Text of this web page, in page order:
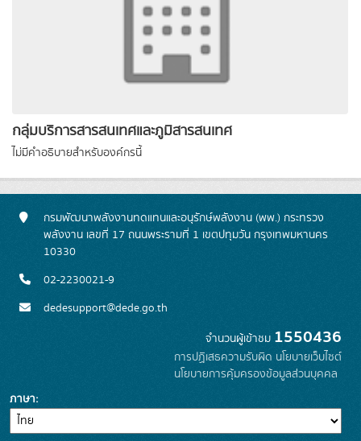
กลุ่มบริการสารสนเทศและภูมิสารสนเทศ
ไม่มีคำอธิบายสำหรับองค์กรนี้
กรมพัฒนาพลังงานทดแทนและอนุรักษ์พลังงาน (พพ.) กระทรวง
พลังงาน เลขที่ 17 ถนนพระรามที่ 1 เขตปทุมวัน กรุงเทพมหานคร
10330
02-2230021-9
dedesupport@dede.go.th
จำนวนผู้เข้าชม 1550436
การปฏิเสธความรับผิด นโยบายเว็บไซต์
นโยบายการคุ้มครองข้อมูลส่วนบุคคล
ภาษา